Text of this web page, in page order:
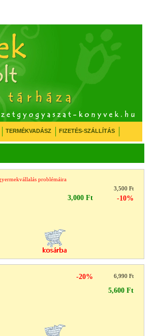
TERMÉKVADÁSZ FIZETÉS-SZÁLLÍTÁS
problémáira
3,500 Ft
-10%
3,000 Ft
6,990 Ft
-20%
5,600 Ft